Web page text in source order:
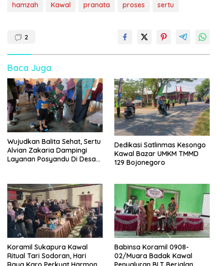
hamzah Kawal pranata proses sertu
2
Baca Juga
Wujudkan Balita Sehat, Sertu
Alvian Zakaria Dampingi
Layanan Posyandu Di Desa
Dedikasi Satlinmas Kesongo
Kawal Bazar UMKM TMMD
129 Bojonegoro
Koramil Sukapura Kawal
Ritual Tari Sodoran, Hari
Babinsa Koramil 0908-
02/Muara Badak Kawal